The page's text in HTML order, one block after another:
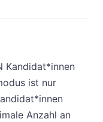
Kandidat*innen
ist nur
Anzahl an